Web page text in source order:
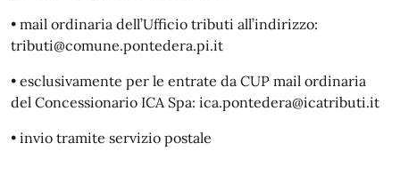
• mail ordinaria dell’Ufficio tributi all’indirizzo:
tributi@comune.pontedera.pi.it
• esclusivamente per le entrate da CUP mail ordinaria
del Concessionario ICA Spa: ica.pontedera@icatributi.it
• invio tramite servizio postale